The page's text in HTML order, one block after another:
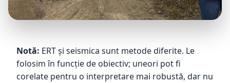
Notă: ERT și seismica sunt metode diferite. Le
folosim în funcție de obiectiv; uneori pot fi
corelate pentru o interpretare mai robustă, dar nu